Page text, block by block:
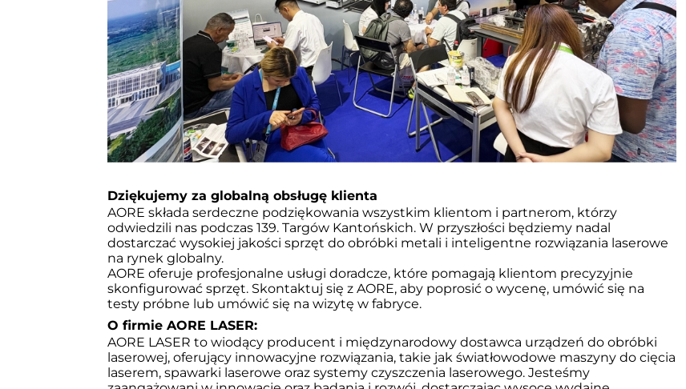
Dziękujemy za globalną obsługę klienta
AORE składa serdeczne podziękowania wszystkim klientom i partnerom, którzy
odwiedzili nas podczas 139. Targów Kantońskich. W przyszłości będziemy nadal
dostarczać wysokiej jakości sprzęt do obróbki metali i inteligentne rozwiązania laserowe
na rynek globalny.
AORE oferuje profesjonalne usługi doradcze, które pomagają klientom precyzyjnie
skonfigurować sprzęt. Skontaktuj się z AORE, aby poprosić o wycenę, umówić się na
testy próbne lub umówić się na wizytę w fabryce.
O firmie AORE LASER:
AORE LASER to wiodący producent i międzynarodowy dostawca urządzeń do obróbki
laserowej, oferujący innowacyjne rozwiązania, takie jak światłowodowe maszyny do cięcia
laserem, spawarki laserowe oraz systemy czyszczenia laserowego. Jesteśmy